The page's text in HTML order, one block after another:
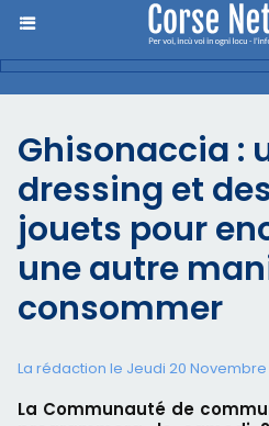
Ghisonaccia :
dressing et
jouets pour
une autre
consommer
La rédaction le Jeudi 20 Novembre
La Communauté de